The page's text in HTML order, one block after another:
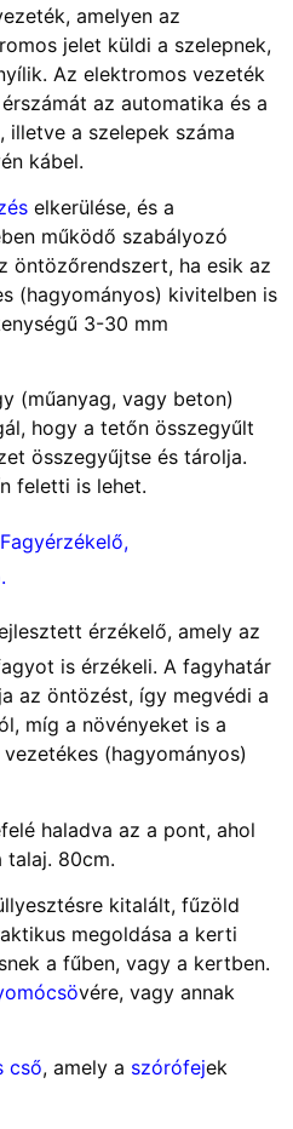
amelyen az
jelet küldi a szelepnek,
Az elektromos vezeték
az automatika és a
a szelepek száma
kábel.
elkerülése, és a
működő szabályozó
öntözőrendszert, ha esik az
(hagyományos) kivitelben is
3-30 mm
(műanyag, vagy beton)
hogy a tetőn összegyűlt
összegyűjtse és tárolja.
feletti is lehet.
érzékelő, amely az
is érzékeli. A fagyhatár
az öntözést, így megvédi a
míg a növényeket is a
vezetékes (hagyományos)
haladva az a pont, ahol
talaj. 80cm.
kitalált, fűzöld
megoldása a kerti
a fűben, vagy a kertben.
vére, vagy annak
cső, amely a szórófejek